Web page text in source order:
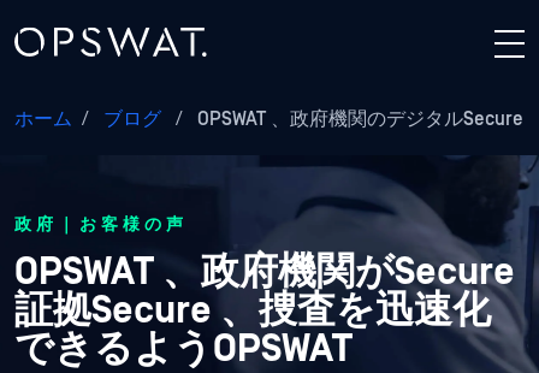
ホーム / ブログ / OPSWAT 、政府機関のデジタルSecure
政府｜お客様の声
OPSWAT 、政府機関がSecure
証拠Secure 、捜査を迅速化
できるようOPSWAT